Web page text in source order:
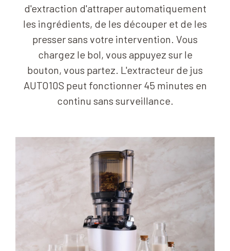
d'extraction d'attraper automatiquement
les ingrédients, de les découper et de les
presser sans votre intervention. Vous
chargez le bol, vous appuyez sur le
bouton, vous partez. L'extracteur de jus
AUTO10S peut fonctionner 45 minutes en
continu sans surveillance.